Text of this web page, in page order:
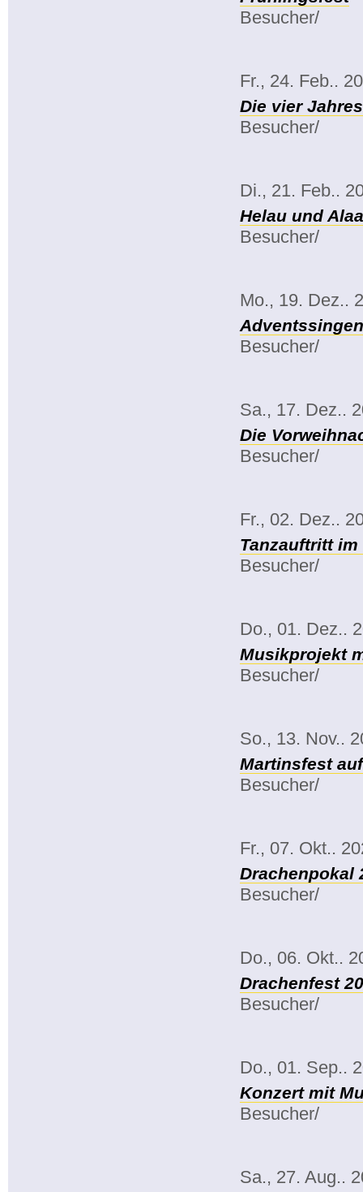
Besucher/
Fr., 24. Feb..
Die vier
Besucher/
Di., 21. Feb..
Helau und
Besucher/
Mo., 19. Dez..
Besucher/
Sa., 17. Dez..
Die
Besucher/
Fr., 02. Dez..
Tanzauftritt
Besucher/
Do., 01. Dez..
Musikprojekt
Besucher/
So., 13. Nov..
Martinsfest
Besucher/
Fr., 07. Okt..
Drachenpokal
Besucher/
Do., 06. Okt..
Drachenfest
Besucher/
Do., 01. Sep..
Konzert mit
Besucher/
Sa., 27. Aug..